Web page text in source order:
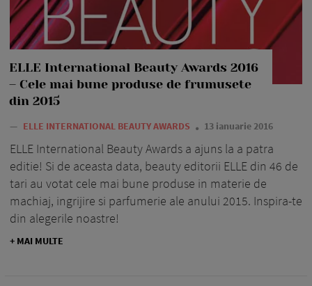
ELLE International Beauty Awards 2016
– Cele mai bune produse de frumusete
din 2015
— ELLE INTERNATIONAL BEAUTY AWARDS 13 ianuarie 2016
ELLE International Beauty Awards a ajuns la a patra
editie! Si de aceasta data, beauty editorii ELLE din 46 de
tari au votat cele mai bune produse in materie de
machiaj, ingrijire si parfumerie ale anului 2015. Inspira-te
din alegerile noastre!
+ MAI MULTE